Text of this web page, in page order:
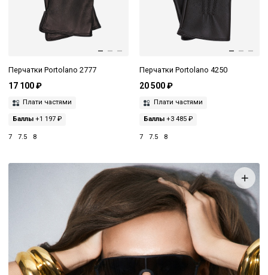
Перчатки Portolano 2777
17 100 ₽
Плати частями
Баллы +1 197 ₽
7 7.5 8
Перчатки Portolano 4250
20 500 ₽
Плати частями
Баллы+3 485 ₽
7 7.5 8